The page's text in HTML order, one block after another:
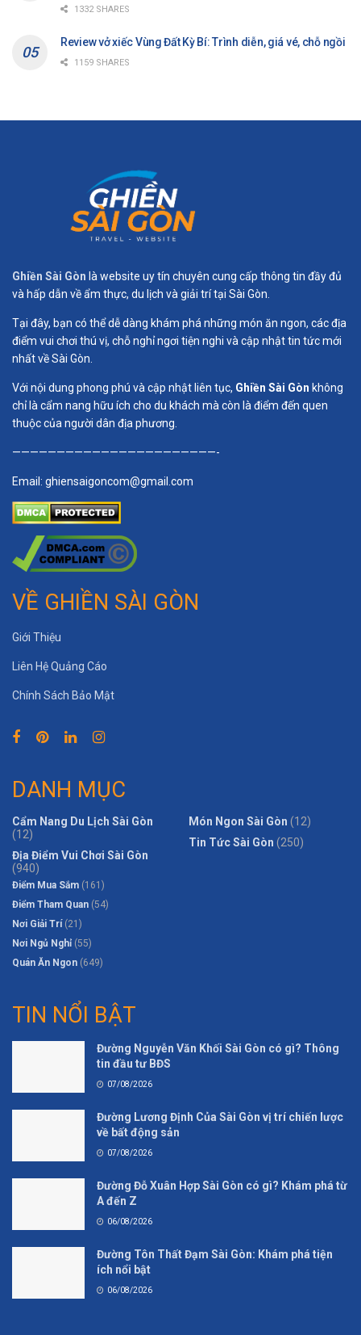
1332 SHARES
Review vở xiếc Vùng Đất Kỳ Bí: Trình diễn, giá vé, chỗ ngồi
1159 SHARES
Ghiền Sài Gòn là website uy tín chuyên cung cấp thông tin đầy đủ
và hấp dẫn về ẩm thực, du lịch và giải trí tại Sài Gòn.
Tại đây, bạn có thể dễ dàng khám phá những món ăn ngon, các địa
điểm vui chơi thú vị, chỗ nghỉ ngơi tiện nghi và cập nhật tin tức mới
nhất về Sài Gòn.
Với nội dung phong phú và cập nhật liên tục, Ghiền Sài Gòn không
chỉ là cẩm nang hữu ích cho du khách mà còn là điểm đến quen
thuộc của người dân địa phương.
———————————————————————-
Email: ghiensaigoncom@gmail.com
VỀ GHIỀN SÀI GÒN
Giới Thiệu
Liên Hệ Quảng Cáo
Chính Sách Bảo Mật
DANH MỤC
Cẩm Nang Du Lịch Sài Gòn
(12)
Địa Điểm Vui Chơi Sài Gòn
(940)
Điểm Mua Sắm (161)
Điểm Tham Quan (54)
Nơi Giải Trí (21)
Nơi Ngủ Nghỉ (55)
Quán Ăn Ngon (649)
Món Ngon Sài Gòn (12)
Tin Tức Sài Gòn (250)
TIN NỔI BẬT
Đường Nguyễn Văn Khối Sài Gòn có gì? Thông
tin đầu tư BĐS
07/08/2026
Đường Lương Định Của Sài Gòn vị trí chiến lược
về bất động sản
07/08/2026
Đường Đỗ Xuân Hợp Sài Gòn có gì? Khám phá từ
A đến Z
06/08/2026
Đường Tôn Thất Đạm Sài Gòn: Khám phá tiện
ích nổi bật
06/08/2026